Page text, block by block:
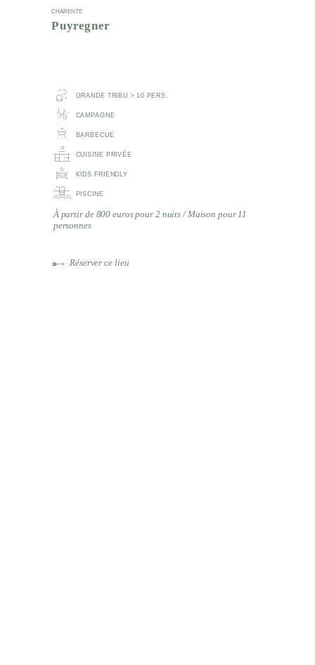
CHARENTE
Puyregner
GRANDE TRIBU > 10 PERS.
CAMPAGNE
BARBECUE
CUISINE PRIVÉE
KIDS FRIENDLY
PISCINE
À partir de 800 euros pour 2 nuits / Maison pour 11
personnes
Réserver ce lieu